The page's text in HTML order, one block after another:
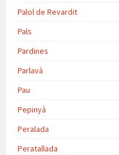
Palol de Revardit
Pals
Pardines
Parlavà
Pau
Pepinyà
Peralada
Peratallada